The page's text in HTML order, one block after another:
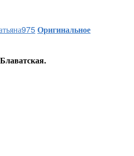
Оригинальное